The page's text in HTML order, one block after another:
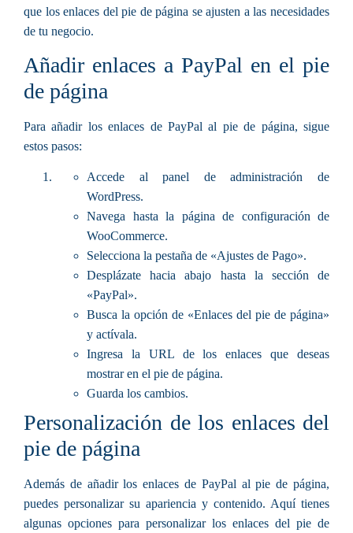
que los enlaces del pie de página se ajusten a las necesidades
de tu negocio.
Añadir enlaces a PayPal en el pie
de página
Para añadir los enlaces de PayPal al pie de página, sigue
estos pasos:
Accede al panel de administración de
WordPress.
Navega hasta la página de configuración de
WooCommerce.
Selecciona la pestaña de «Ajustes de Pago».
Desplázate hacia abajo hasta la sección de
«PayPal».
Busca la opción de «Enlaces del pie de página»
y actívala.
Ingresa la URL de los enlaces que deseas
mostrar en el pie de página.
Guarda los cambios.
Personalización de los enlaces del
pie de página
Además de añadir los enlaces de PayPal al pie de página,
puedes personalizar su apariencia y contenido. Aquí tienes
algunas opciones para personalizar los enlaces del pie de